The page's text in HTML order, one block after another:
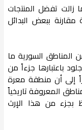
تفضل المنتجات
ببعض البدائل
المناطق السورية ما
باعتبارها جزءاً من
إلى أن منطقة معرة
المعروفة تاريخياً
بجزء من هذا الإرث